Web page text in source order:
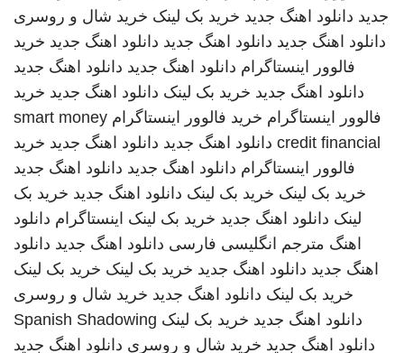
جدید دانلود اهنگ جدید خرید بک لینک خرید شال و روسری
دانلود اهنگ جدید دانلود اهنگ جدید دانلود اهنگ جدید خرید
فالوور اینستاگرام دانلود اهنگ جدید دانلود اهنگ جدید
دانلود اهنگ جدید خرید بک لینک دانلود اهنگ جدید خرید
فالوور اینستاگرام خرید فالوور اینستاگرام smart money
credit financial دانلود اهنگ جدید دانلود اهنگ جدید خرید
فالوور اینستاگرام دانلود اهنگ جدید دانلود اهنگ جدید
خرید بک لینک خرید بک لینک دانلود اهنگ جدید خرید بک
لینک دانلود اهنگ جدید خرید بک لینک اینستاگرام دانلود
اهنگ مترجم انگلیسی فارسی دانلود اهنگ جدید دانلود
اهنگ جدید دانلود اهنگ جدید خرید بک لینک خرید بک لینک
خرید بک لینک دانلود اهنگ جدید خرید شال و روسری
دانلود اهنگ جدید خرید بک لینک Spanish Shadowing
دانلود اهنگ جدید خرید شال و روسری دانلود اهنگ جدید